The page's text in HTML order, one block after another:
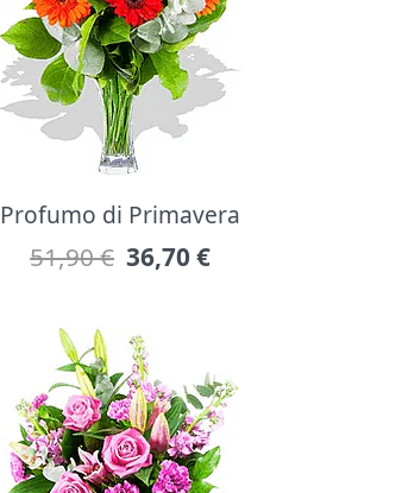
Profumo di Primavera
51,90 € 36,70 €